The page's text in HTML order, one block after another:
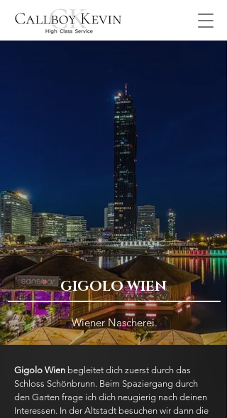
GIGOLO WIEN
Wiener Nascherei.
Gigolo Wien begleitet dich zuerst durch das
Schloss Schönbrunn. Beim Spaziergang durch
den Garten frage ich dich neugierig nach deinen
Interessen. In der Altstadt besuchen wir dann die